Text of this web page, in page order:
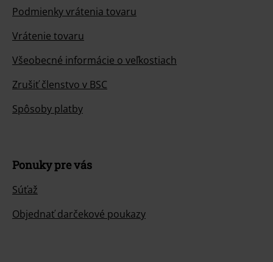
Podmienky vrátenia tovaru
Vrátenie tovaru
Všeobecné informácie o veľkostiach
Zrušiť členstvo v BSC
Spôsoby platby
Ponuky pre vás
Súťaž
Objednať darčekové poukazy